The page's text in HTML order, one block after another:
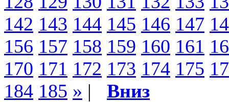
142 143 144 145 146 147
156 157 158 159 160 161
170 171 172 173 174 175
184 185 » | Вниз